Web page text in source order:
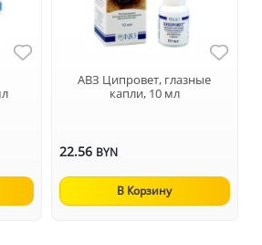
АВЗ Ципровет, глазные
капли, 10 мл
22.56 BYN
В Корзину